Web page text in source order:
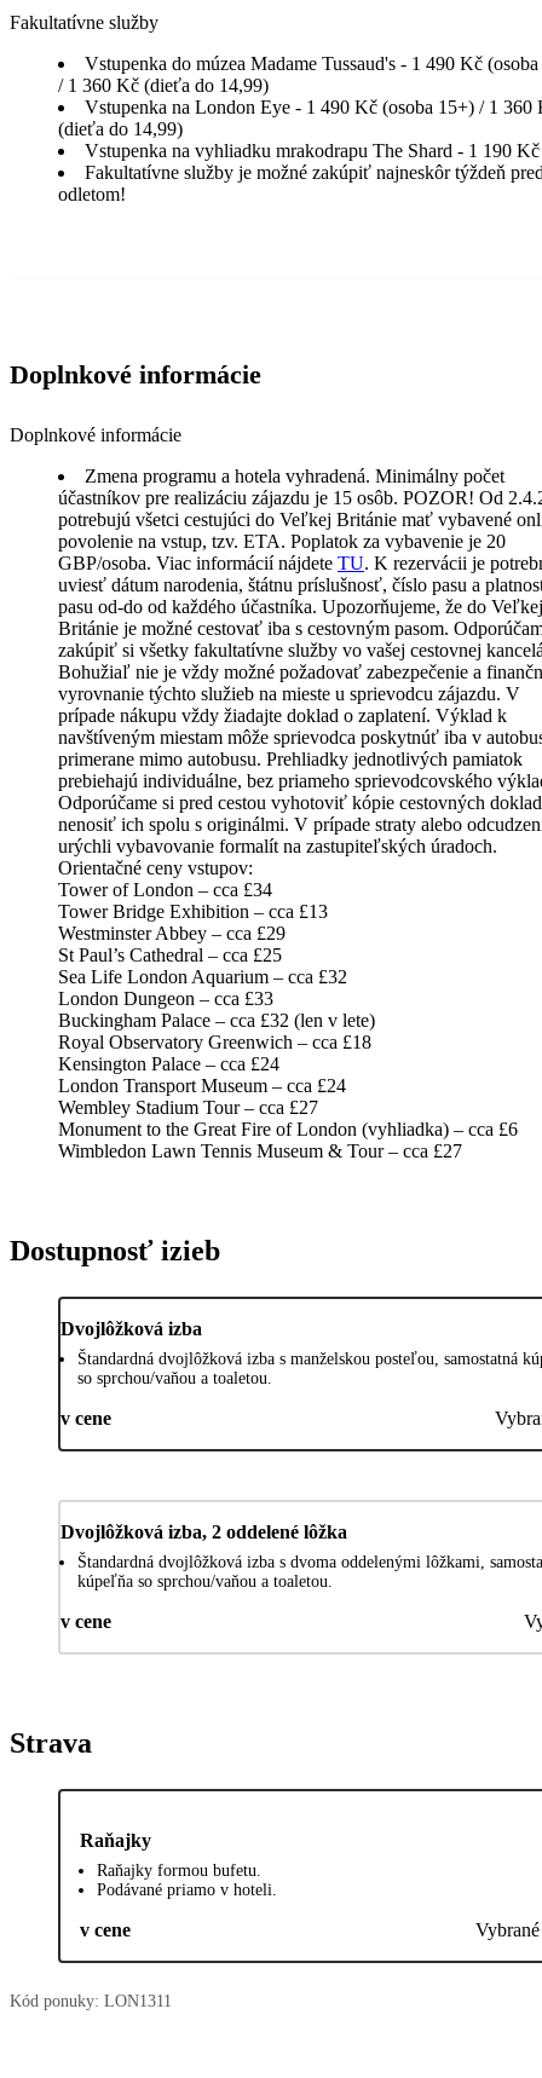
Fakultatívne služby
Vstupenka do múzea Madame Tussaud's - 1 490 Kč
/ 1 360 Kč (dieťa do 14,99)
Vstupenka na London Eye - 1 490 Kč (osoba 15+) / 1 360
(dieťa do 14,99)
Vstupenka na vyhliadku mrakodrapu The Shard - 1 190 Kč
Fakultatívne služby je možné zakúpiť najneskôr týždeň
odletom!
Doplnkové informácie
Doplnkové informácie
Zmena programu a hotela vyhradená. Minimálny počet
účastníkov pre realizáciu zájazdu je 15 osôb. POZOR! Od
potrebujú všetci cestujúci do Veľkej Británie mať vybavené
povolenie na vstup, tzv. ETA. Poplatok za vybavenie je 20
GBP/osoba. Viac informácií nájdete TU. K rezervácii je
uviesť dátum narodenia, štátnu príslušnosť, číslo pasu a
pasu od-do od každého účastníka. Upozorňujeme, že do Veľkej
Británie je možné cestovať iba s cestovným pasom.
zakúpiť si všetky fakultatívne služby vo vašej cestovnej
Bohužiaľ nie je vždy možné požadovať zabezpečenie a
vyrovnanie týchto služieb na mieste u sprievodcu zájazdu. V
prípade nákupu vždy žiadajte doklad o zaplatení. Výklad k
navštíveným miestam môže sprievodca poskytnúť iba v
primerane mimo autobusu. Prehliadky jednotlivých pamiatok
prebiehajú individuálne, bez priameho sprievodcovského
Odporúčame si pred cestou vyhotoviť kópie cestovných
nenosiť ich spolu s originálmi. V prípade straty alebo
urýchli vybavovanie formalít na zastupiteľských úradoch.
Orientačné ceny vstupov:
Tower of London – cca £34
Tower Bridge Exhibition – cca £13
Westminster Abbey – cca £29
St Paul’s Cathedral – cca £25
Sea Life London Aquarium – cca £32
London Dungeon – cca £33
Buckingham Palace – cca £32 (len v lete)
Royal Observatory Greenwich – cca £18
Kensington Palace – cca £24
London Transport Museum – cca £24
Wembley Stadium Tour – cca £27
Monument to the Great Fire of London (vyhliadka) – cca £6
Wimbledon Lawn Tennis Museum & Tour – cca £27
Dostupnosť izieb
Dvojlôžková izba
Štandardná dvojlôžková izba s manželskou posteľou, samostatná
so sprchou/vaňou a toaletou.
v cene
Dvojlôžková izba, 2 oddelené lôžka
Štandardná dvojlôžková izba s dvoma oddelenými lôžkami,
kúpeľňa so sprchou/vaňou a toaletou.
v cene
Strava
Raňajky
Raňajky formou bufetu.
Podávané priamo v hoteli.
v cene Vybrané
Kód ponuky: LON1311